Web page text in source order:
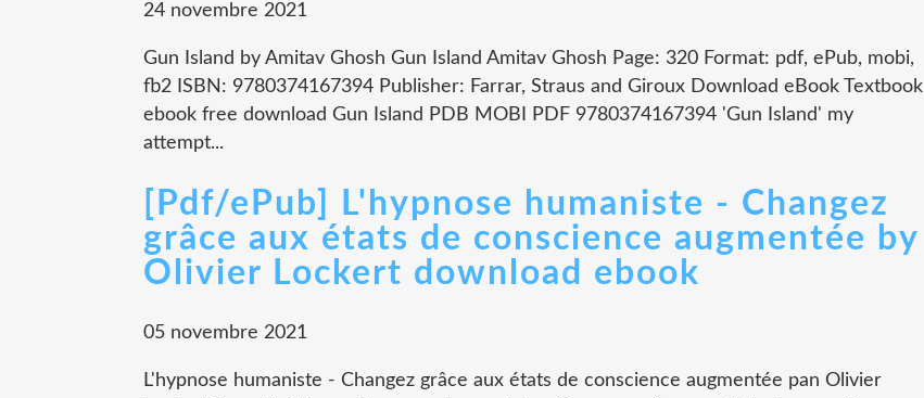
24 novembre 2021
Gun Island by Amitav Ghosh Gun Island Amitav Ghosh Page: 320 Format: pdf, ePub, mobi,
fb2 ISBN: 9780374167394 Publisher: Farrar, Straus and Giroux Download eBook Textbook
ebook free download Gun Island PDB MOBI PDF 9780374167394 'Gun Island' my
attempt...
[Pdf/ePub] L'hypnose humaniste - Changez
grâce aux états de conscience augmentée by
Olivier Lockert download ebook
05 novembre 2021
L'hypnose humaniste - Changez grâce aux états de conscience augmentée pan Olivier